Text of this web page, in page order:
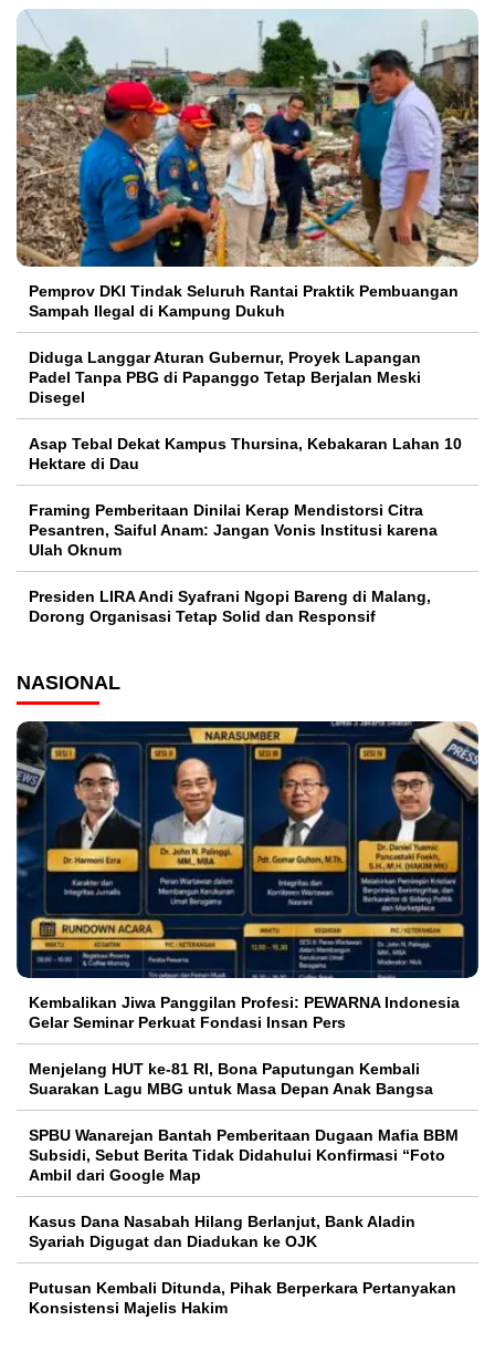
Pemprov DKI Tindak Seluruh Rantai Praktik Pembuangan
Sampah Ilegal di Kampung Dukuh
Diduga Langgar Aturan Gubernur, Proyek Lapangan
Padel Tanpa PBG di Papanggo Tetap Berjalan Meski
Disegel
Asap Tebal Dekat Kampus Thursina, Kebakaran Lahan 10
Hektare di Dau
Framing Pemberitaan Dinilai Kerap Mendistorsi Citra
Pesantren, Saiful Anam: Jangan Vonis Institusi karena
Ulah Oknum
Presiden LIRA Andi Syafrani Ngopi Bareng di Malang,
Dorong Organisasi Tetap Solid dan Responsif
NASIONAL
Kembalikan Jiwa Panggilan Profesi: PEWARNA Indonesia
Gelar Seminar Perkuat Fondasi Insan Pers
Menjelang HUT ke-81 RI, Bona Paputungan Kembali
Suarakan Lagu MBG untuk Masa Depan Anak Bangsa
SPBU Wanarejan Bantah Pemberitaan Dugaan Mafia BBM
Subsidi, Sebut Berita Tidak Didahului Konfirmasi “Foto
Ambil dari Google Map
Kasus Dana Nasabah Hilang Berlanjut, Bank Aladin
Syariah Digugat dan Diadukan ke OJK
Putusan Kembali Ditunda, Pihak Berperkara Pertanyakan
Konsistensi Majelis Hakim